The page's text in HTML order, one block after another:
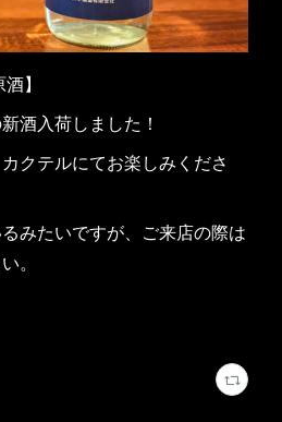
】
酒入荷しました！
クテルにてお楽しみくださ
みたいですが、ご来店の際は
。